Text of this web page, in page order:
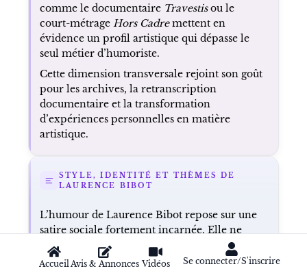
AccueilAvis & Annonces Vidéos Se connecter/S'inscrire
comme le documentaire Travestisou le
court-métrage Hors Cadremettent en
évidence un profil artistique qui dépasse le
seul métier d’humoriste.
Cette dimension transversale rejoint son goût
pour les archives, la retranscription
documentaire et la transformation
d’expériences personnelles en matière
artistique.
STYLE, IDENTITÉ ET THÈMES DE
LAURENCE BIBOT
L’humour de Laurence Bibot repose sur une
satire sociale fortement incarnée. Elle ne
commente pas les situations à distance : elle
les joue, les amplifie et leur donne une forme